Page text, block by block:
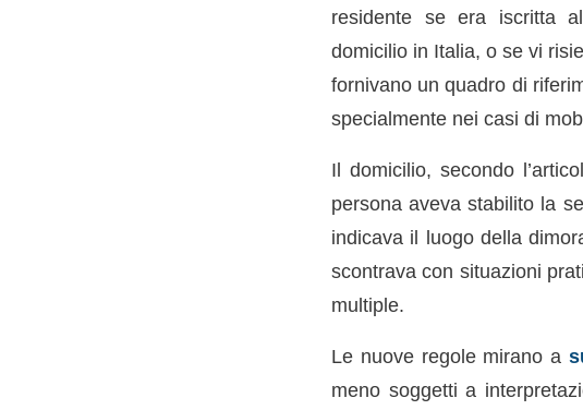
residente se era iscritta
domicilio in Italia, o se vi
fornivano un quadro di
specialmente nei casi di
Il domicilio, secondo
persona aveva stabilito la
indicava il luogo della
scontrava con situazioni
multiple.
Le nuove regole mirano a
meno soggetti a